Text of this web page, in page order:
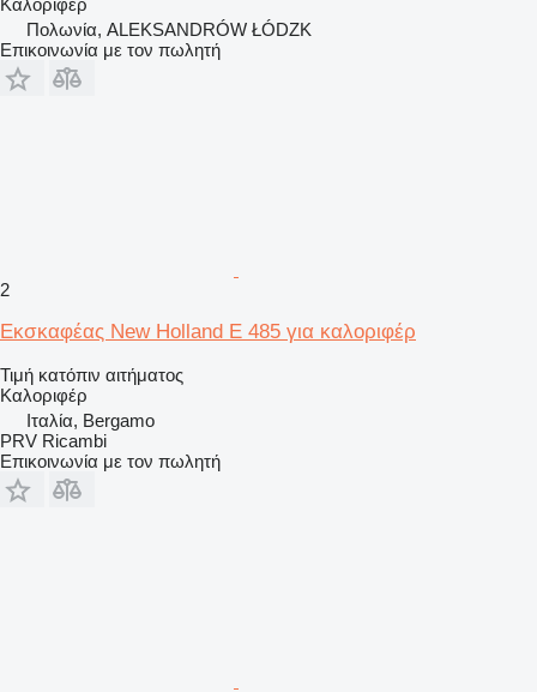
Καλοριφέρ
Πολωνία, ALEKSANDRÓW ŁÓDZK
Επικοινωνία με τον πωλητή
2
Εκσκαφέας New Holland E 485 για καλοριφέρ
Τιμή κατόπιν αιτήματος
Καλοριφέρ
Ιταλία, Bergamo
PRV Ricambi
Επικοινωνία με τον πωλητή